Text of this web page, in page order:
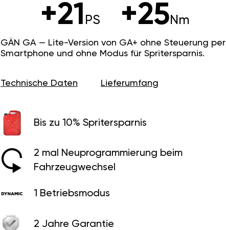
+21 PS +25Nm
GÄN GA — Lite-Version von GA+ ohne Steuerung per
Smartphone und ohne Modus für Spritersparnis.
Technische Daten Lieferumfang
Bis zu 10% Spritersparnis
2 mal Neuprogrammierung beim
Fahrzeugwechsel
1 Betriebsmodus
2 Jahre Garantie